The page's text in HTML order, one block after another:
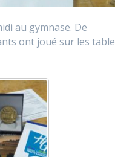
au gymnase. De
ont joué sur les